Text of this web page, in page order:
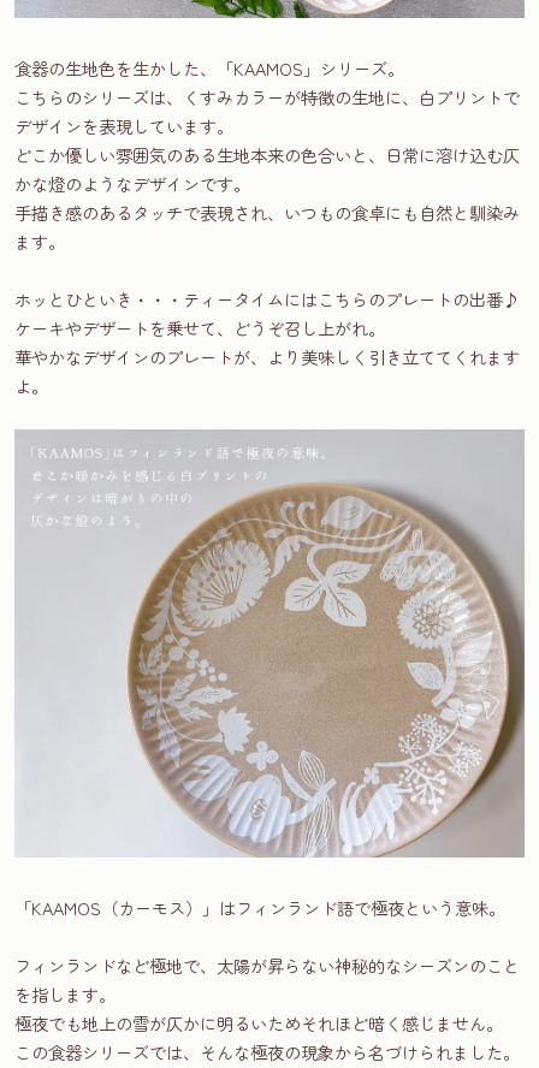
食器の生地色を生かした、「KAAMOS」シリーズ。
こちらのシリーズは、くすみカラーが特徴の生地に、白プリントで
デザインを表現しています。
どこか優しい雰囲気のある生地本来の色合いと、日常に溶け込む仄
かな燈のようなデザインです。
手描き感のあるタッチで表現され、いつもの食卓にも自然と馴染み
ます。
ホッとひといき・・・ティータイムにはこちらのプレートの出番♪
ケーキやデザートを乗せて、どうぞ召し上がれ。
華やかなデザインのプレートが、より美味しく引き立ててくれます
よ。
「KAAMOS（カーモス）」はフィンランド語で極夜という意味。
フィンランドなど極地で、太陽が昇らない神秘的なシーズンのこと
を指します。
極夜でも地上の雪が仄かに明るいためそれほど暗く感じません。
この食器シリーズでは、そんな極夜の現象から名づけられました。